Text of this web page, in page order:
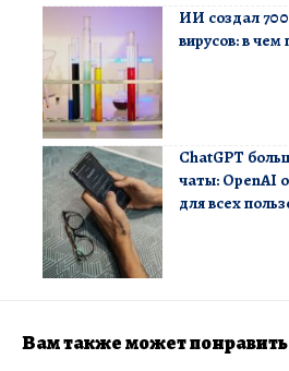
ИИ создал
вирусов: в чем
ChatGPT
чаты: OpenAI
для всех
Вам также может